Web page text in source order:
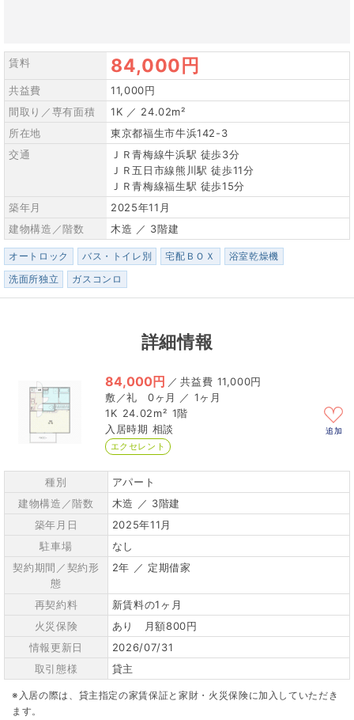
賃料 84,000円
共益費
11,000円
間取り／専有面積
1K ／ 24.02m²
所在地
東京都福生市牛浜142-3
交通
ＪＲ青梅線牛浜駅 徒歩3分
ＪＲ五日市線熊川駅 徒歩11分
ＪＲ青梅線福生駅 徒歩15分
築年月
2025年11月
建物構造／階数
木造 ／ 3階建
オートロック バス・トイレ別 宅配ＢＯＸ
浴室乾燥機
洗面所独立
ガスコンロ
詳細情報
84,000円 ／
11,000円
0ヶ月 ／ 1ヶ月
1K 24.02m² 1階
相談
エクセレント
追加
種別
アパート
建物構造／階数
木造 ／ 3階建
築年月日
2025年11月
駐車場
なし
契約期間／契約形
態
2年 ／ 定期借家
再契約料
新賃料の1ヶ月
火災保険
あり 月額800円
情報更新日
2026/07/31
取引態様
貸主
※入居の際は、貸主指定の家賃保証と家財・火災保険に加入していただき
ます。